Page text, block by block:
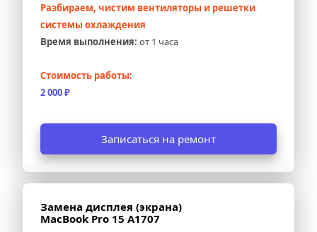
Разбираем, чистим вентиляторы и решетки
системы охлаждения
Время выполнения: от 1 часа
Стоимость работы:
2 000 ₽
Записаться на ремонт
Замена дисплея (экрана)
MacBook Pro 15 A1707